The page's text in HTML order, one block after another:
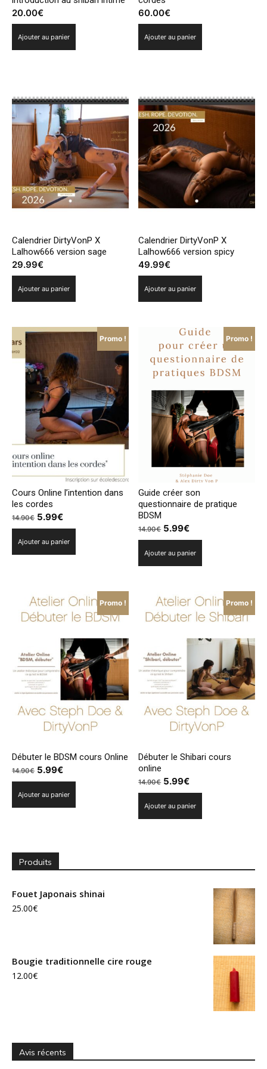
20.00€
Ajouter au panier
60.00€
Ajouter au panier
Calendrier DirtyVonP X
Lalhow666 version sage
29.99€
Ajouter au panier
Calendrier DirtyVonP X
Lalhow666 version spicy
49.99€
Ajouter au panier
Promo !
Cours Online l’intention dans
les cordes
14.90€ Le
prix
initial
5.99€Le
prix
actuel
Ajouter au panier
Promo !
Guide créer son
questionnaire de pratique
BDSM
14.90€ Le
prix
initial
5.99€Le
prix
actuel
Ajouter au panier
Promo !
Débuter le BDSM cours Online
14.90€ Le
prix
initial
5.99€Le
prix
actuel
Ajouter au panier
Promo !
Débuter le Shibari cours
online
14.90€ Le
prix
initial
5.99€Le
prix
actuel
Ajouter au panier
Produits
Fouet Japonais shinai
25.00€
Bougie traditionnelle cire rouge
12.00€
Avis récents